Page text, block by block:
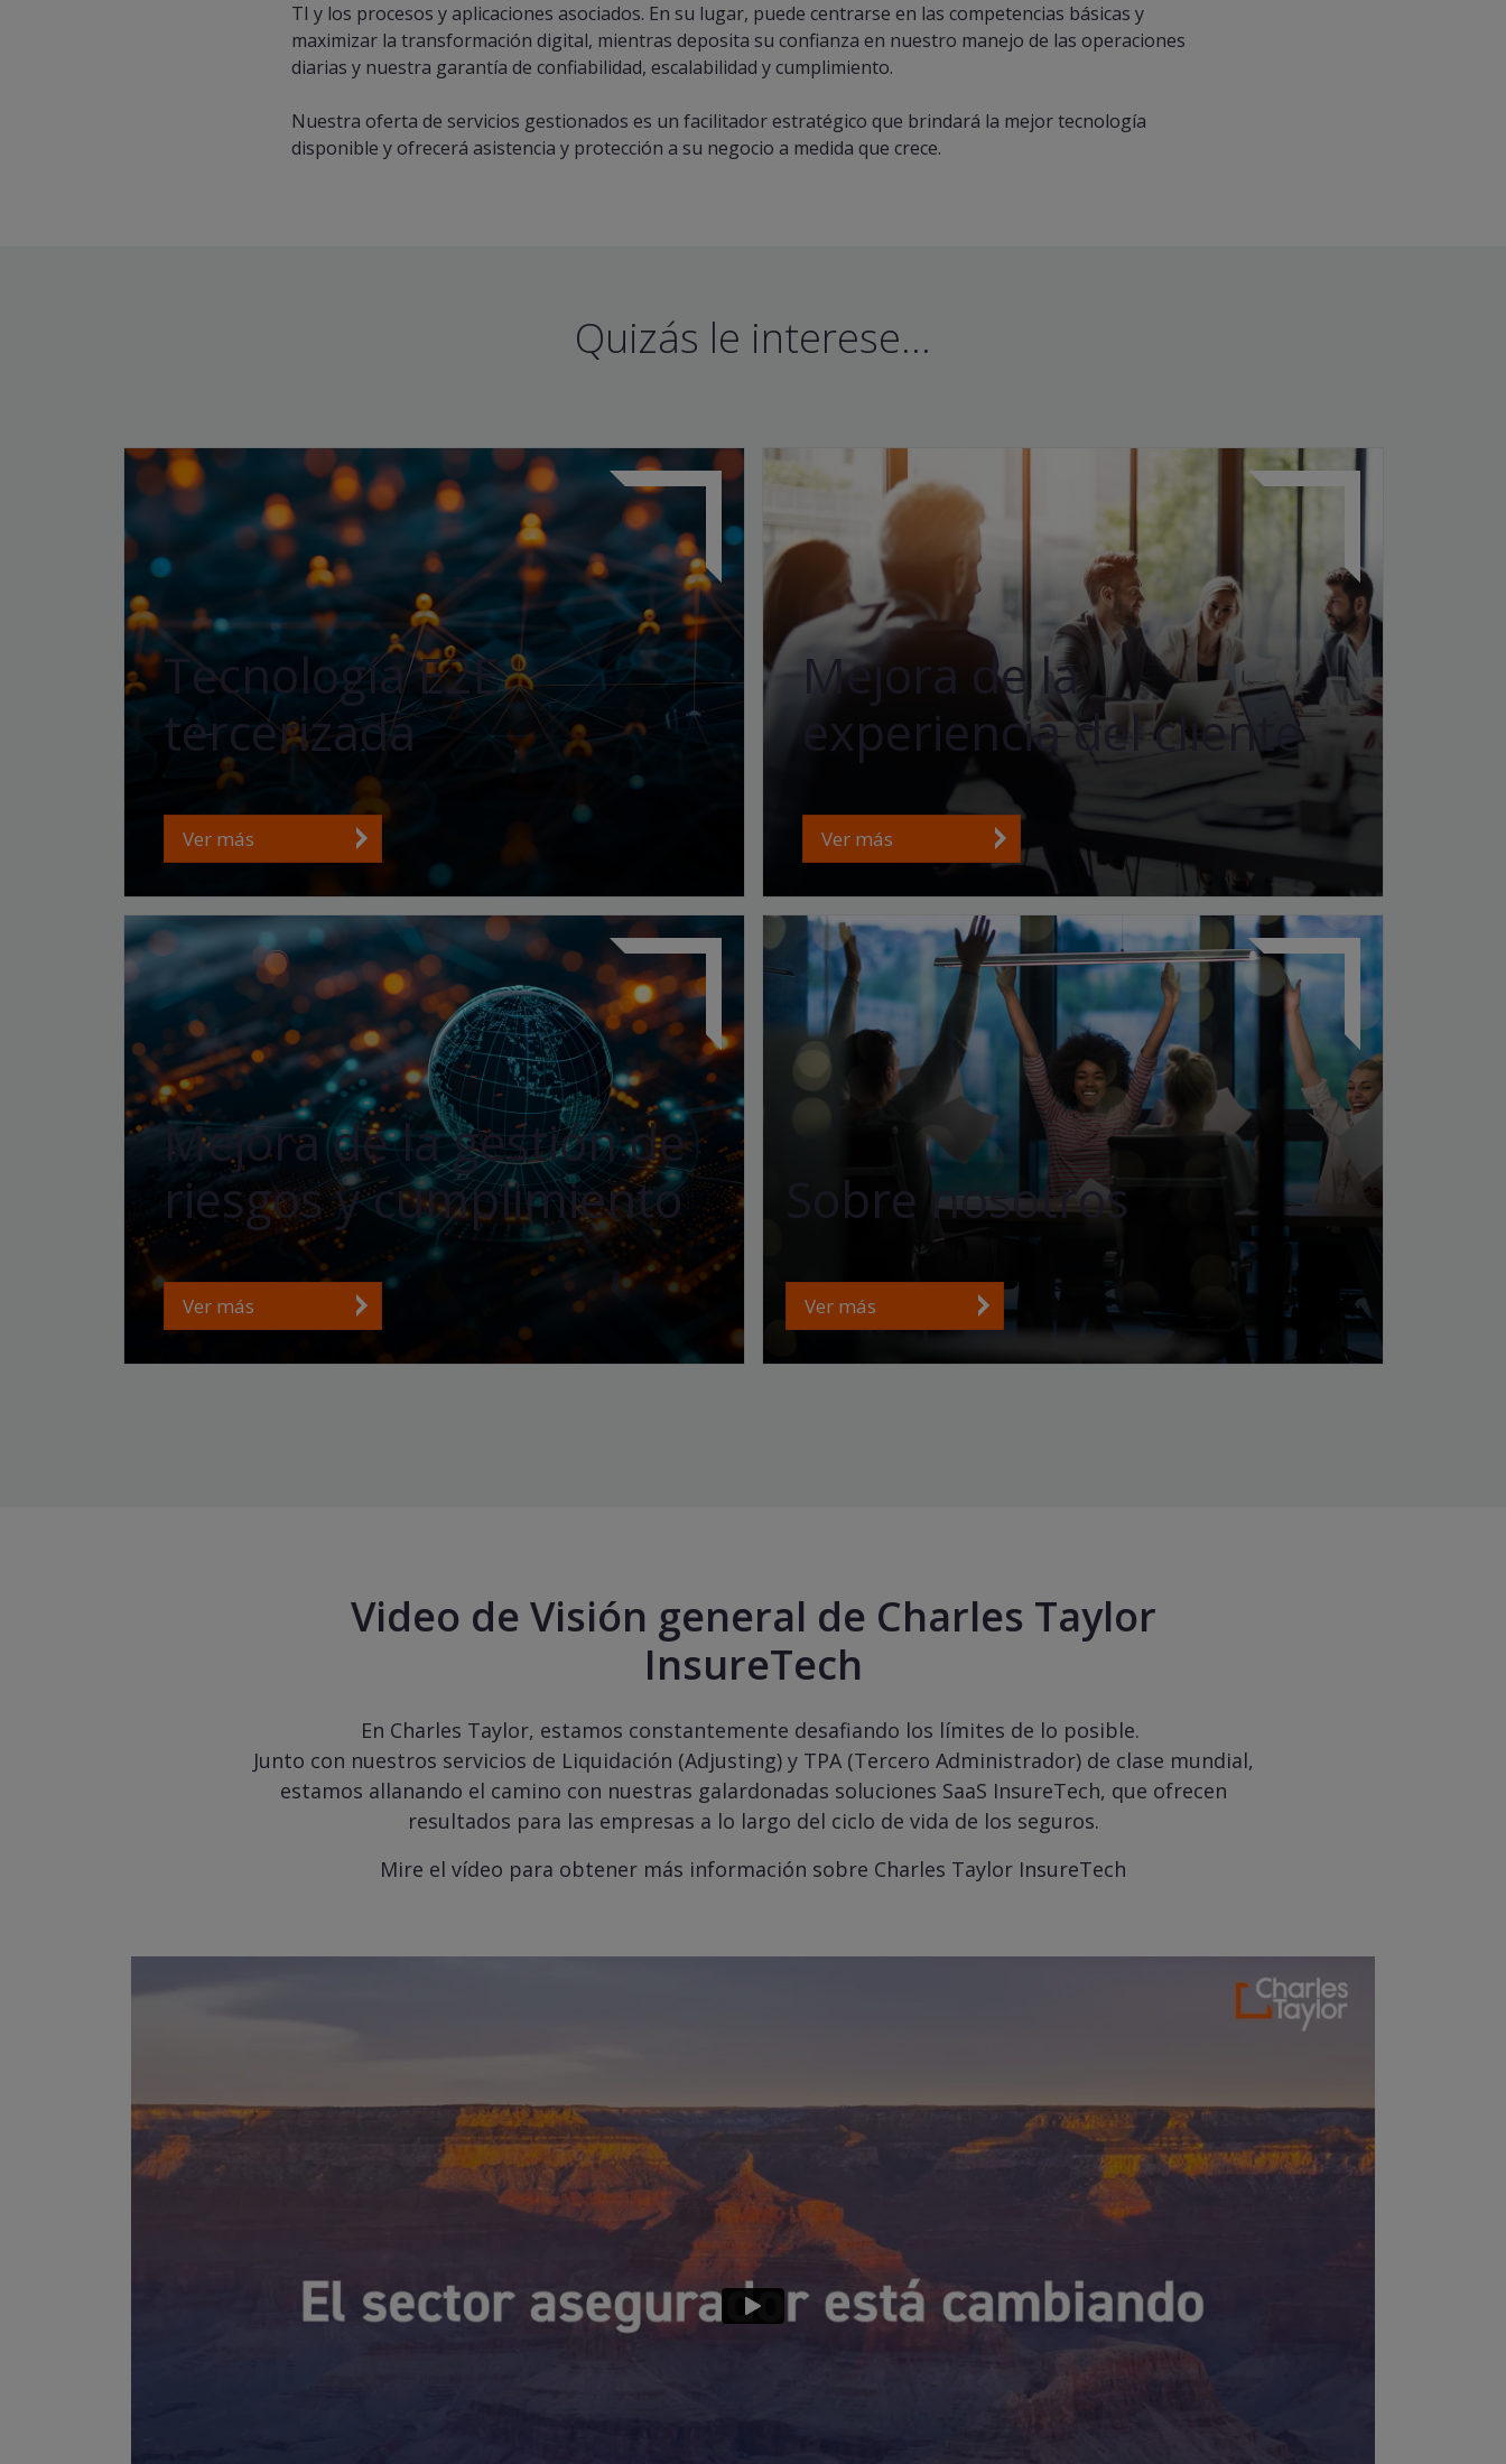
TI y los procesos y aplicaciones asociados. En su lugar, puede centrarse en las competencias básicas y
maximizar la transformación digital, mientras deposita su confianza en nuestro manejo de las operaciones
diarias y nuestra garantía de confiabilidad, escalabilidad y cumplimiento.
Nuestra oferta de servicios gestionados es un facilitador estratégico que brindará la mejor tecnología
disponible y ofrecerá asistencia y protección a su negocio a medida que crece.
Quizás le interese...
Tecnología E2E
tercerizada
Ver más
Mejora de la
experiencia del cliente
Ver más
Mejora de la gestión de
riesgos y cumplimiento
Ver más
Sobre nosotros
Ver más
Video de Visión general de Charles Taylor
InsureTech
En Charles Taylor, estamos constantemente desafiando los límites de lo posible.
Junto con nuestros servicios de Liquidación (Adjusting) y TPA (Tercero Administrador) de clase mundial,
estamos allanando el camino con nuestras galardonadas soluciones SaaS InsureTech, que ofrecen
resultados para las empresas a lo largo del ciclo de vida de los seguros.
Mire el vídeo para obtener más información sobre Charles Taylor InsureTech